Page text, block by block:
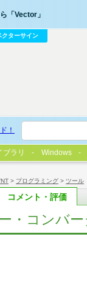
> プログラミング > ツール
コメント・評価
・コンバ
「Vector」
クターサイン
！
ブラリ Windows